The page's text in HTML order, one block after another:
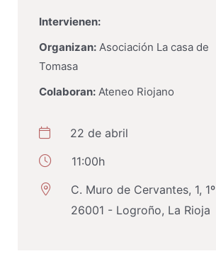
Intervienen:
Organizan: Asociación La casa de
Tomasa
Colaboran: Ateneo Riojano
22 de abril
11:00h
C. Muro de Cervantes, 1, 1º
26001 - Logroño, La Rioja